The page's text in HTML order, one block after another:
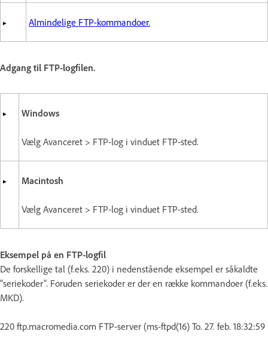
Almindelige FTP-kommandoer.
Adgang til FTP-logfilen.
Windows
Vælg Avanceret > FTP-log i vinduet FTP-sted.
Macintosh
Vælg Avanceret > FTP-log i vinduet FTP-sted.
Eksempel på en FTP-logfil
De forskellige tal (f.eks. 220) i nedenstående eksempel er såkaldte
"seriekoder". Foruden seriekoder er der en række kommandoer (f.eks.
MKD).
220 ftp.macromedia.com FTP-server (ms-ftpd(16) To. 27. feb. 18:32:59